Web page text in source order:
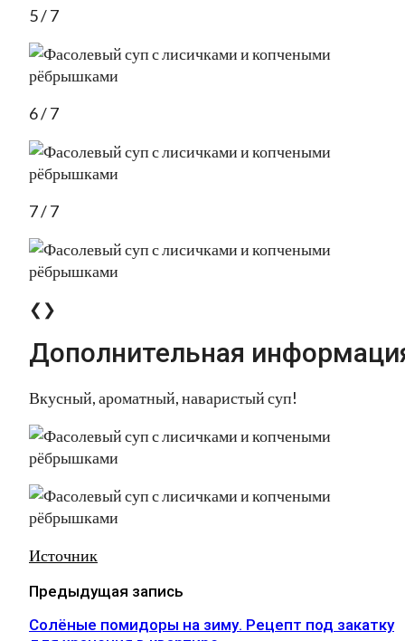
5 / 7
6 / 7
7 / 7
❮❯
Дополнительная
Вкусный, ароматный, наваристый суп!
Источник
Предыдущая запись
Солёные помидоры на зиму. Рецепт под закатку